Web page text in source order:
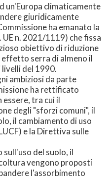
un'Europa climaticamente
giuridicamente
ha emanato la
UE n. 2021/1119) che fissa
obiettivo di riduzione
effetto serra di almeno il
del 1990.
ambiziosi da parte
ha rettificato
tra cui il
degli "sforzi comuni", il
il cambiamento di uso
e la Direttiva sulle
del suolo, il
vengono proposti
l'assorbimento